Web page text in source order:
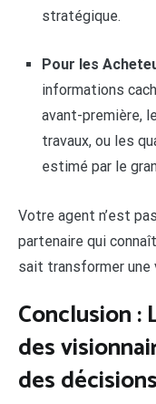
stratégique.
Pour les
informations
avant-première,
travaux, ou les
estimé par le
Votre agent n’est
partenaire qui
sait transformer
Conclusion :
des
des